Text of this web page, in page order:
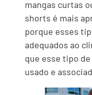
mangas curtas
shorts é mais
porque esses
adequados ao
que esse tipo
usado e